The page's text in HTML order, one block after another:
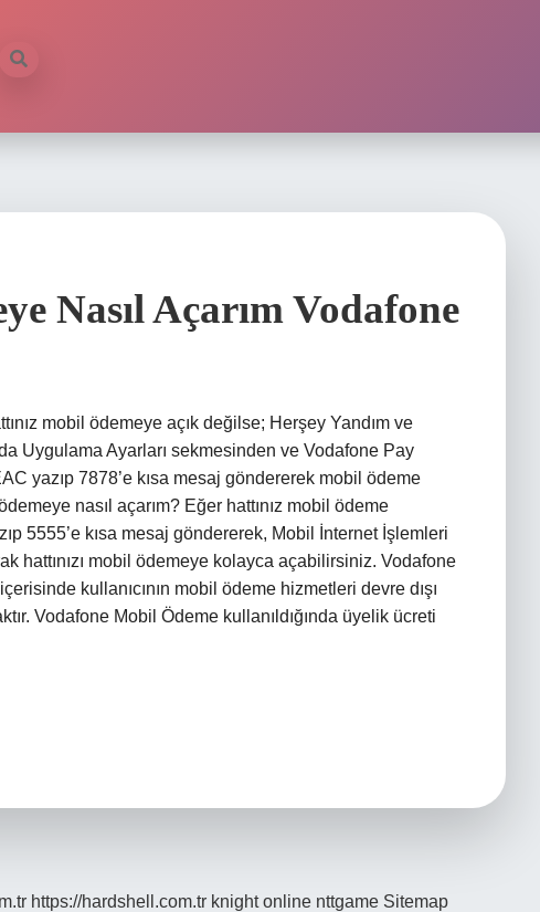
Nasıl Açarım Vodafone
mobil ödemeye açık değilse; Herşey Yandım ve
Uygulama Ayarları sekmesinden ve Vodafone Pay
yazıp 7878’e kısa mesaj göndererek mobil ödeme
nasıl açarım? Eğer hattınız mobil ödeme
5555’e kısa mesaj göndererek, Mobil İnternet İşlemleri
hattınızı mobil ödemeye kolayca açabilirsiniz. Vodafone
kullanıcının mobil ödeme hizmetleri devre dışı
Vodafone Mobil Ödeme kullanıldığında üyelik ücreti
https://hardshell.com.tr knight online nttgame Sitemap